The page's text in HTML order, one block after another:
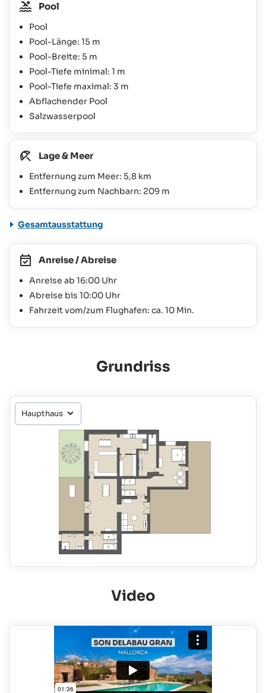
Pool
Pool
Pool-Länge: 15 m
Pool-Breite: 5 m
Pool-Tiefe minimal: 1 m
Pool-Tiefe maximal: 3 m
Abflachender Pool
Salzwasserpool
Lage & Meer
Entfernung zum Meer: 5,8 km
Entfernung zum Nachbarn: 209 m
Gesamtausstattung
Anreise / Abreise
Anreise ab 16:00 Uhr
Abreise bis 10:00 Uhr
Fahrzeit vom/zum Flughafen: ca. 10 Min.
Grundriss
Video